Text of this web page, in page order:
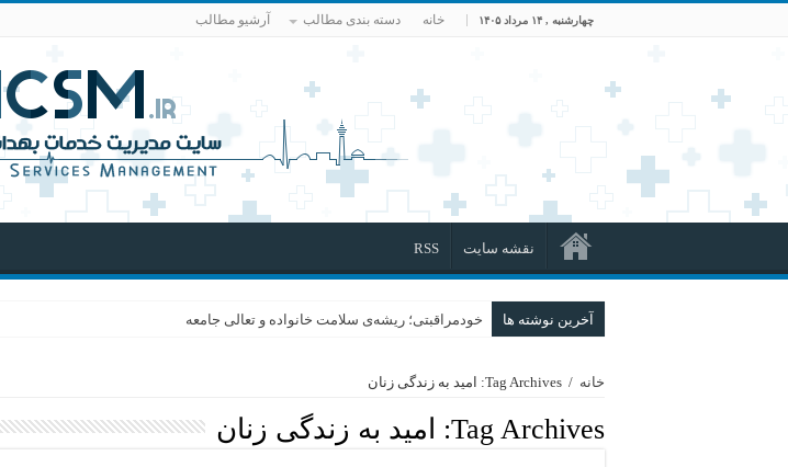
چهارشنبه , ۱۴ مرداد ۱۴۰۵ خانه دسته بندی مطالب آرشیو مطالب
نقشه سایت RSS
آخرین نوشته ها خودمراقبتی؛ ریشه‌ی سلامت خانواده و تعالی جامعه
خانه / Tag Archives: امید به زندگی زنان
Tag Archives: امید به زندگی زنان